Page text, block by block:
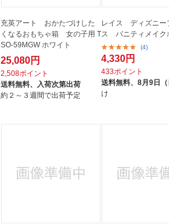
充英アート おかたづけした
くなるおもちゃ箱 女の子用 T
SO-59MGW ホワイト
25,080円
2,508ポイント
送料無料、
入荷次第出荷
約２～３週間で出荷予定
レイス ディズニー
ス バニティメイク
(4)
4,330円
433ポイント
送料無料、8月9日（
け